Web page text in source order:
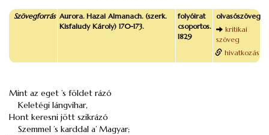
Szövegforrás Aurora. Hazai Almanach. (szerk.
Kisfaludy Károly) 170-173.
folyóirat
csoportos.
1829
olvasószöveg
kritikai
szöveg
hivatkozás
Mint az eget ’s földet rázó
Keletégi lángvihar,
Hont keresni jött szikrázó
Szemmel ’s karddal a’ Magyar;